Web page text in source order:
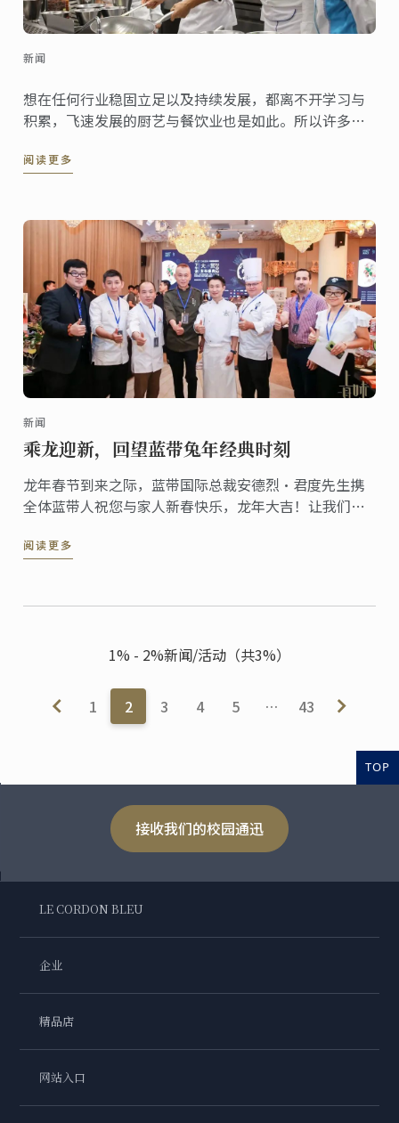
新闻
想在任何行业稳固立足以及持续发展，都离不开学习与
积累，飞速发展的厨艺与餐饮业也是如此。所以许多已
饮、厨艺专业的职人选择蓝带作为他们进一步提升专业
阅读更多
新闻
乘龙迎新，回望蓝带兔年经典时刻
龙年春节到来之际，蓝带国际总裁安德烈·君度先生携
全体蓝带人祝您与家人新春快乐，龙年大吉！让我们一
阅读更多
1% - 2%新闻/活动（共3%）
1 2 3 4 5 … 43
TOP
接收我们的校园通迅
LE CORDON BLEU
企业
精品店
网站入口